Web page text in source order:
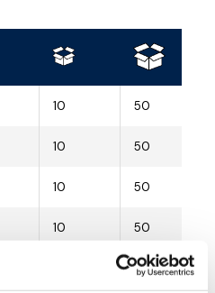
10 50
10 50
10 50
10 50
50